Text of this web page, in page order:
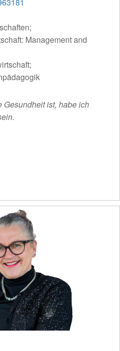
Management and
Gesundheit ist, habe ich